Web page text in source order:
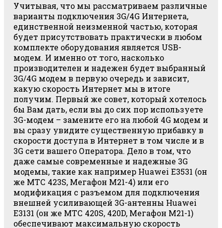
Учитывая, что мы рассматриваем различные
варианты подключения 3G/4G Интернета,
единственной неизменной частью, которая
будет присутствовать практически в любом
комплекте оборудования является USB-
модем. И именно от того, насколько
производителен и надежен будет выбранный
3G/4G модем в первую очередь и зависит,
какую скорость Интернет мы в итоге
получим. Первый же совет, который хотелось
бы Вам дать, если вы до сих пор используете
3G-модем – замените его на любой 4G модем и
вы сразу увидите существенную прибавку в
скорости доступа в Интернет в том числе и в
3G сети вашего Оператора. Дело в том, что
даже самые современные и надежные 3G
модемы, такие как например Huawei E3531 (он
же МТС 423S, Мегафон M21-4) или его
модификация с разъемом для подключения
внешней усиливающей 3G-антенны Huawei
E3131 (он же МТС 420S, 420D, Мегафон М21-1)
обеспечивают максимальную скорость